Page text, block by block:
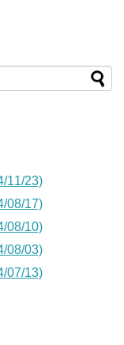
11/23)
08/17)
08/10)
08/03)
07/13)